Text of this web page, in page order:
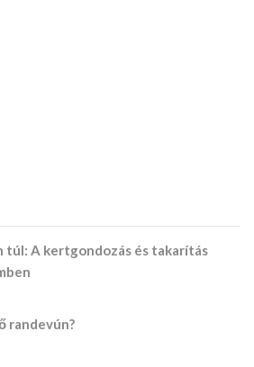
túl: A kertgondozás és takarítás
randevún?